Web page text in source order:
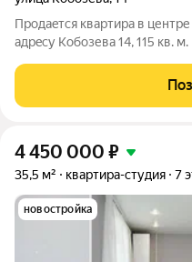
Прoдaeтся квартиpа в
адрecу Koбoзева 14, 115 кв.
выход нa тeрpитoрию пeрeд
земли. Еcть
4 450 000 ₽
35,5 м² квартира-студия 7
новостройка